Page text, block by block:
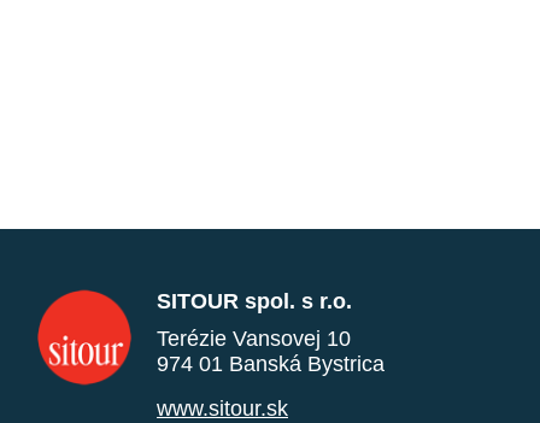
SITOUR spol. s r.o.
Terézie Vansovej 10
974 01 Banská Bystrica
www.sitour.sk